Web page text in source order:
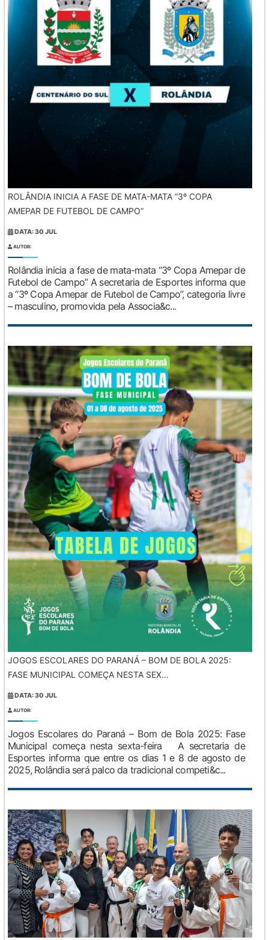
ROLÂNDIA INICIA A FASE DE MATA-MATA “3º COPA
AMEPAR DE FUTEBOL DE CAMPO”
DATA: 30 JUL
AUTOR:
Rolândia inicia a fase de mata-mata “3º Copa Amepar de
Futebol de Campo” A secretaria de Esportes informa que
a “3º Copa Amepar de Futebol de Campo”, categoria livre
– masculino, promovida pela Associa&c...
JOGOS ESCOLARES DO PARANÁ – BOM DE BOLA 2025:
FASE MUNICIPAL COMEÇA NESTA SEX...
DATA: 30 JUL
AUTOR:
Jogos Escolares do Paraná – Bom de Bola 2025: Fase
Municipal começa nesta sexta-feira A secretaria de
Esportes informa que entre os dias 1 e 8 de agosto de
2025, Rolândia será palco da tradicional competi&c...